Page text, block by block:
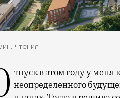
чтения
август, потом в область неопределенного